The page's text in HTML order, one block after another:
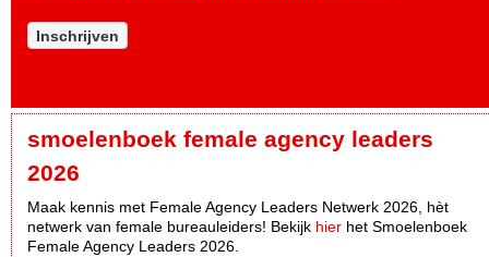
Inschrijven
smoelenboek female agency leaders
2026
Maak kennis met Female Agency Leaders Netwerk 2026, hèt
netwerk van female bureauleiders! Bekijk hier het Smoelenboek
Female Agency Leaders 2026.